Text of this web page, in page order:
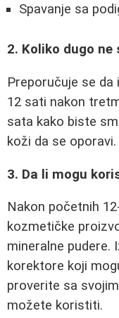
Spavanje sa
2. Koliko dugo ne
Preporučuje se da
12 sati nakon
sata kako biste
koži da se oporavi.
3. Da li mogu
Nakon početnih
kozmetičke
mineralne pudere.
korektore koji
proverite sa
možete koristiti.